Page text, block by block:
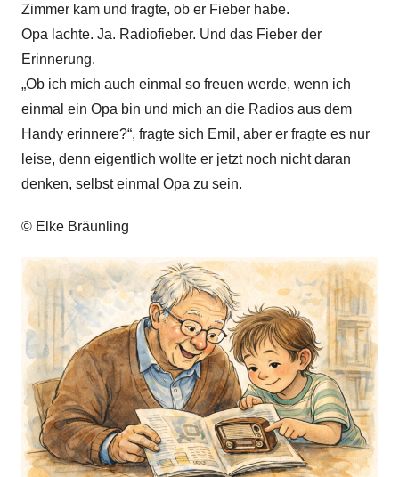
Zimmer kam und fragte, ob er Fieber habe.
Opa lachte. Ja. Radiofieber. Und das Fieber der
Erinnerung.
„Ob ich mich auch einmal so freuen werde, wenn ich
einmal ein Opa bin und mich an die Radios aus dem
Handy erinnere?“, fragte sich Emil, aber er fragte es nur
leise, denn eigentlich wollte er jetzt noch nicht daran
denken, selbst einmal Opa zu sein.
© Elke Bräunling